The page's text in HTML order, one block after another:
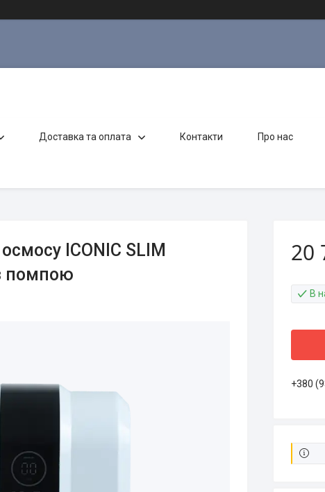
Доставка та оплата Контакти Про нас
ICONIC SLIM
помпою
20
В
+380